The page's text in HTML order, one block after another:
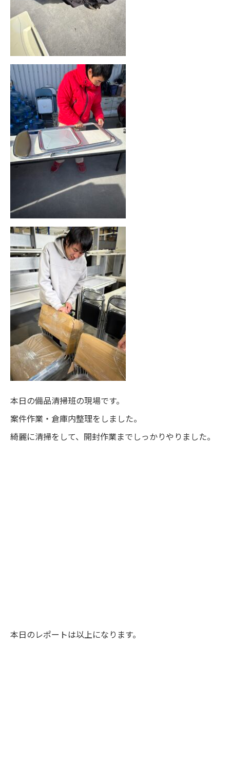
本日の備品清掃班の現場です。
案件作業・倉庫内整理をしました。
綺麗に清掃をして、開封作業までしっかりやりました。
本日のレポートは以上になります。